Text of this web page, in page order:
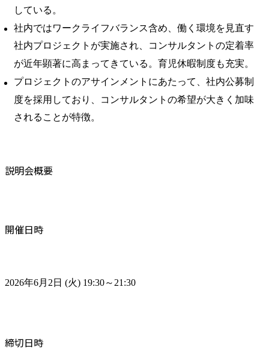
している。
社内ではワークライフバランス含め、働く環境を見直す
社内プロジェクトが実施され、コンサルタントの定着率
が近年顕著に高まってきている。育児休暇制度も充実。
プロジェクトのアサインメントにあたって、社内公募制
度を採用しており、コンサルタントの希望が大きく加味
されることが特徴。
説明会概要
開催日時
2026年6月2日 (火) 19:30～21:30
締切日時